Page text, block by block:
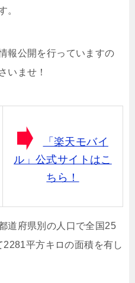
。
報公開を行っていますの
いませ！
「楽天モバイ
ル」公式サイトはこ
ちら！
道府県別の人口で全国25
平方キロの面積を有し